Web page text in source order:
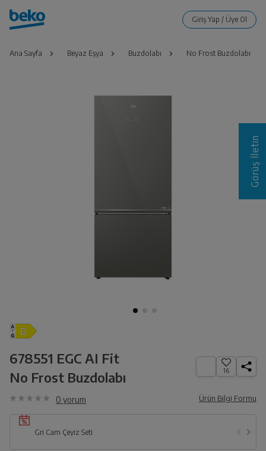
Ana Sayfa Beyaz Eşya Buzdolabı No Frost Buzdolabı
678551 EGC AI Fit
No Frost Buzdolabı
16
0 yorum Ürün Bilgi Formu
Gri Cam Çeyiz Seti
Görüş İletin